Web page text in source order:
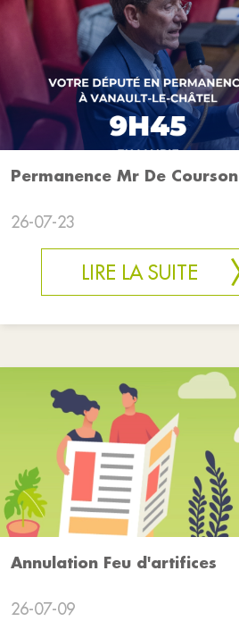
Permanence Mr De Courson
26-07-23
LIRE LA SUITE
Annulation Feu d'artifices
26-07-09